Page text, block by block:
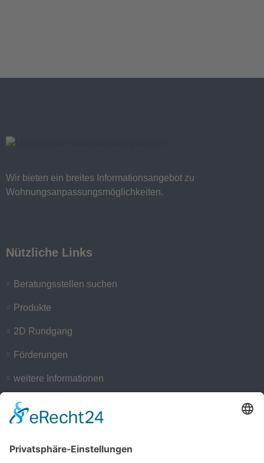
Wir bieten ein breites Informationsangebot zu
Wohnungsanpassungsmöglichkeiten.
Nützliche Links
Beratungsstellen suchen
Produkte
2D Rundgang
Förderungen
weitere Informationen